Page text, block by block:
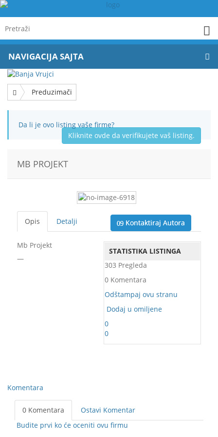
NAVIGACIJA SAJTA
Preduzimači
Da li je ovo listing vaše firme?
Kliknite ovde da verifikujete vaš listing.
MB PROJEKT
Kontaktiraj Autora
Opis Detalji
STATISTIKA LISTINGA
303 Pregleda
0 Komentara
Odštampaj ovu stranu
Dodaj u omiljene
0
0
Mb Projekt
—
Komentara
0 Komentara
Ostavi Komentar
Budite prvi ko će oceniti ovu firmu